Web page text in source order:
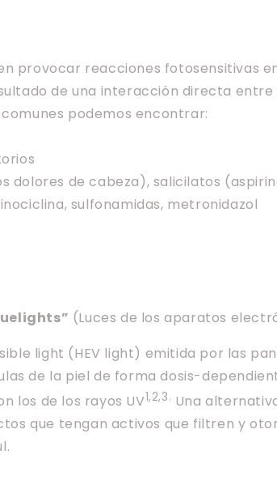
provocar reacciones fotosensitivas
de una interacción directa entre
podemos encontrar:
dolores de cabeza), salicilatos
sulfonamidas, metronidazol
(Luces de los aparatos
light (HEV light) emitida por las
de la piel de forma dosis-
los de los rayos UV1,2,3. Una
que tengan activos que filtren y